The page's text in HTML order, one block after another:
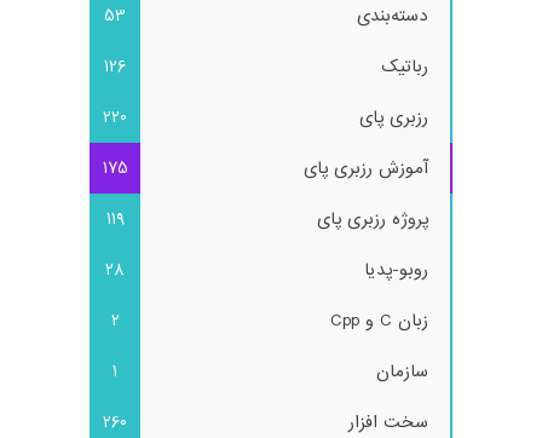
دسته‌بندی
53
رباتیک
126
رزبری پای
220
آموزش رزبری پای
175
پروژه رزبری پای
119
روبو-پدیا
28
زبان C و Cpp
2
سازمان
1
سخت افزار
260